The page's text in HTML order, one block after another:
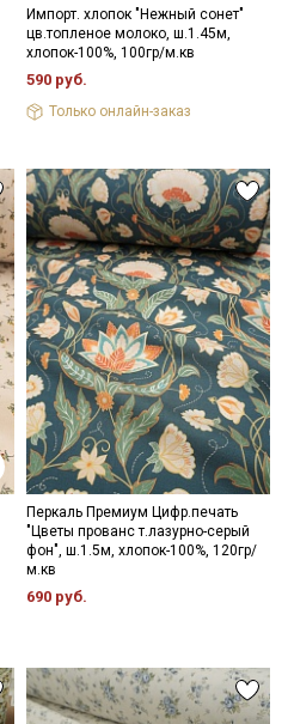
Импорт. хлопок "Нежный сонет"
цв.топленое молоко, ш.1.45м,
хлопок-100%, 100гр/м.кв
590 руб.
Только онлайн-заказ
Перкаль Премиум Цифр.печать
"Цветы прованс т.лазурно-серый
фон", ш.1.5м, хлопок-100%, 120гр/
м.кв
690 руб.